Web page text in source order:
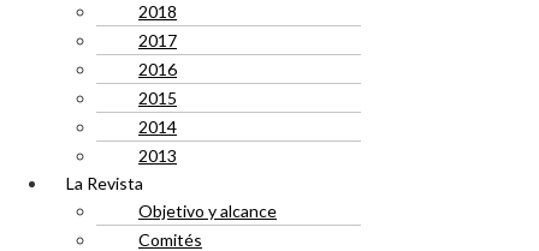
2018
2017
2016
2015
2014
2013
La Revista
Objetivo y alcance
Comités